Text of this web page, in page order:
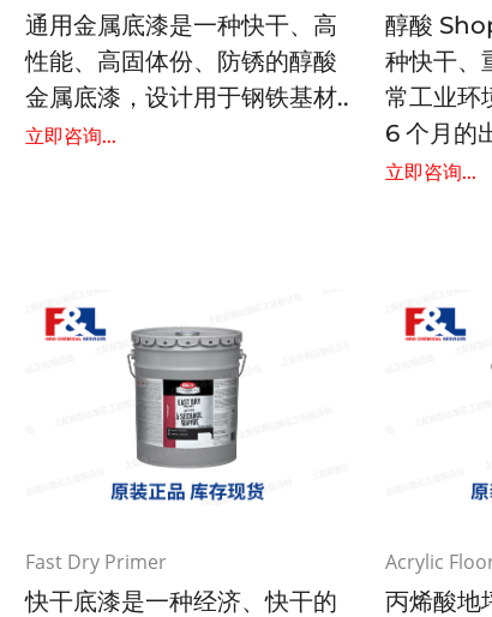
通用金属底漆是一种快干、高
性能、高固体份、防锈的醇酸
金属底漆，设计用于钢铁基材..
立即咨询...
醇酸
种快干、
常工业环
6 个月的
立即咨询...
Fast Dry Primer
快干底漆是一种经济、快干的
Acrylic
丙烯酸地